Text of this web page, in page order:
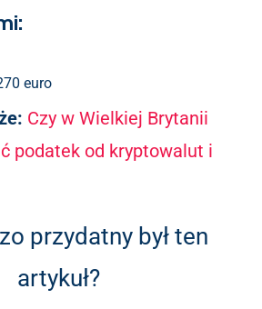
euro
Czy w Wielkiej Brytanii
podatek od kryptowalut i
przydatny był ten
artykuł?